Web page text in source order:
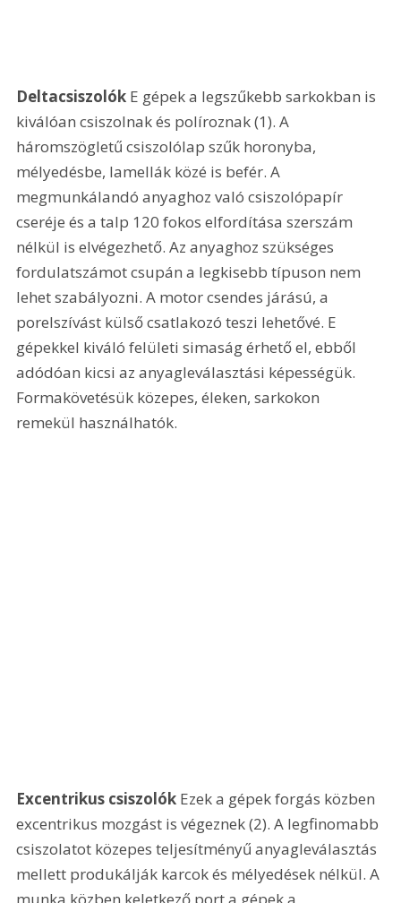
Deltacsiszolók E gépek a legszűkebb sarkokban is
kiválóan csiszolnak és políroznak (1). A
háromszögletű csiszolólap szűk horonyba,
mélyedésbe, lamellák közé is befér. A
megmunkálandó anyaghoz való csiszolópapír
cseréje és a talp 120 fokos elfordítása szerszám
nélkül is elvégezhető. Az anyaghoz szükséges
fordulatszámot csupán a legkisebb típuson nem
lehet szabályozni. A motor csendes járású, a
porelszívást külső csatlakozó teszi lehetővé. E
gépekkel kiváló felületi simaság érhető el, ebből
adódóan kicsi az anyagleválasztási képességük.
Formakövetésük közepes, éleken, sarkokon
remekül használhatók.
Excentrikus csiszolók Ezek a gépek forgás közben
excentrikus mozgást is végeznek (2). A legfinomabb
csiszolatot közepes teljesítményű anyagleválasztás
mellett produkálják karcok és mélyedések nélkül. A